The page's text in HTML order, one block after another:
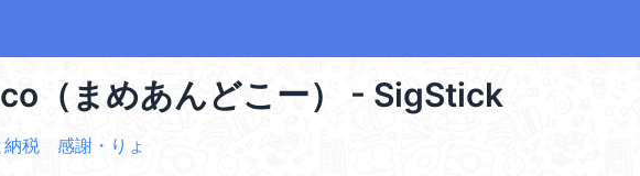
（まめあんどこー） - SigStick
納税 感謝・りょ